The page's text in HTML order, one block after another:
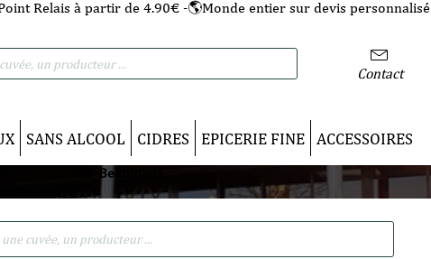
Relais à partir de 4.90€ -🌎Monde entier sur devis personnalisé
Contact
SANS ALCOOL CIDRES EPICERIE FINE ACCESSOIRES
AOP Beaujolais